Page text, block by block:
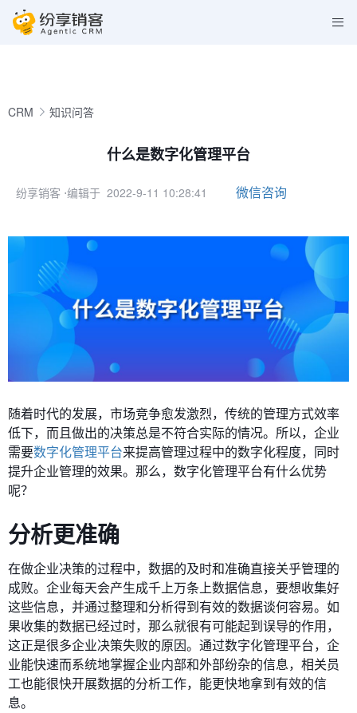
CRM 知识问答
什么是数字化管理平台
纷享销客 ⋅编辑于 2022-9-11 10:28:41 微信咨询
随着时代的发展，市场竞争愈发激烈，传统的管理方式效率
低下，而且做出的决策总是不符合实际的情况。所以，企业
需要数字化管理平台来提高管理过程中的数字化程度，同时
提升企业管理的效果。那么，数字化管理平台有什么优势
呢？
分析更准确
在做企业决策的过程中，数据的及时和准确直接关乎管理的
成败。企业每天会产生成千上万条上数据信息，要想收集好
这些信息，并通过整理和分析得到有效的数据谈何容易。如
果收集的数据已经过时，那么就很有可能起到误导的作用，
这正是很多企业决策失败的原因。通过数字化管理平台，企
业能快速而系统地掌握企业内部和外部纷杂的信息，相关员
工也能很快开展数据的分析工作，能更快地拿到有效的信
息。